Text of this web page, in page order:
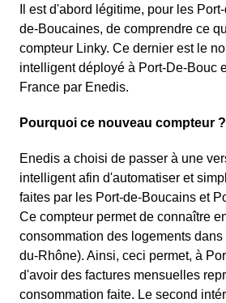
Il est d'abord légitime, pour les
de-Boucaines, de comprendre ce
compteur Linky. Ce dernier est le
intelligent déployé à Port-De-Bouc
France par Enedis.
Pourquoi ce nouveau compteur ?
Enedis a choisi de passer à une
intelligent afin d'automatiser et
faites par les Port-de-Boucains et
Ce compteur permet de connaître
consommation des logements
du-Rhône). Ainsi, ceci permet, à
d'avoir des factures mensuelles
consommation faite. Le second